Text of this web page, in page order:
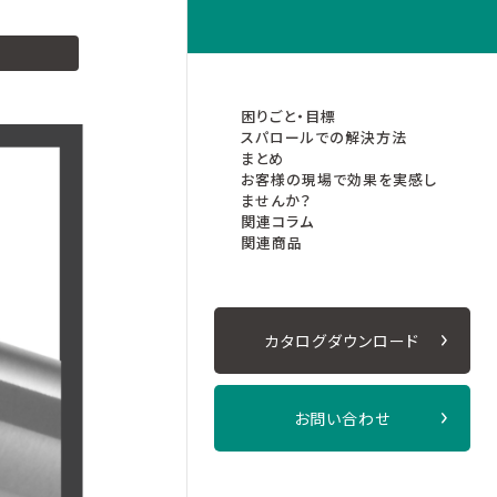
困りごと・目標
スパロールでの解決方法
まとめ
お客様の現場で効果を実感し
ませんか？
関連コラム
関連商品
カタログダウンロード
お問い合わせ